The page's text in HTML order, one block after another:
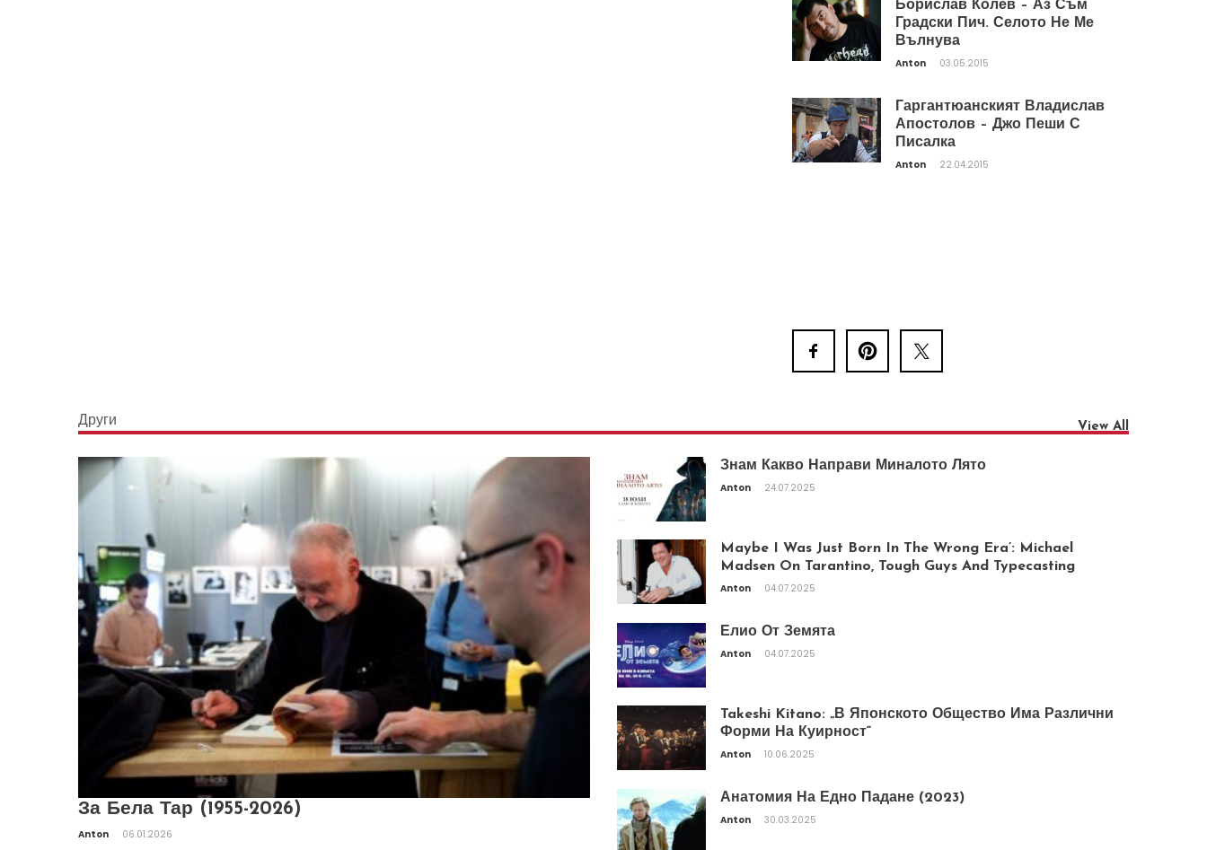
Борислав Колев – Аз Съм
Градски Пич. Селото Не Ме
Вълнува
Anton 03.05.2015
Гаргантюанският Владислав
Апостолов – Джо Пеши С
Писалка
Anton 22.04.2015
Други View All
За Бела Тар (1955-2026)
Anton 06.01.2026
Знам Какво Направи Миналото Лято
Anton 24.07.2025
Maybe I Was Just Born In The Wrong Era’: Michael
Madsen On Tarantino, Tough Guys And Typecasting
Anton 04.07.2025
Елио От Земята
Anton 04.07.2025
Takeshi Kitano: „В Японското Общество Има Различни
Форми На Куирност“
Anton 10.06.2025
Анатомия На Едно Падане (2023)
Anton 30.03.2025